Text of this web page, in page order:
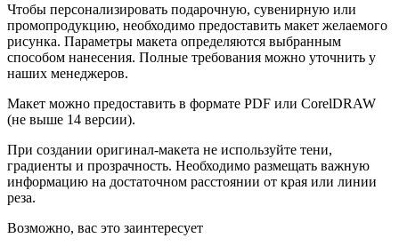
Чтобы персонализировать подарочную, сувенирную или
промопродукцию, необходимо предоставить макет желаемого
рисунка. Параметры макета определяются выбранным
способом нанесения. Полные требования можно уточнить у
наших менеджеров.
Макет можно предоставить в формате PDF или CorelDRAW
(не выше 14 версии).
При создании оригинал-макета не используйте тени,
градиенты и прозрачность. Необходимо размещать важную
информацию на достаточном расстоянии от края или линии
реза.
Возможно, вас это заинтересует